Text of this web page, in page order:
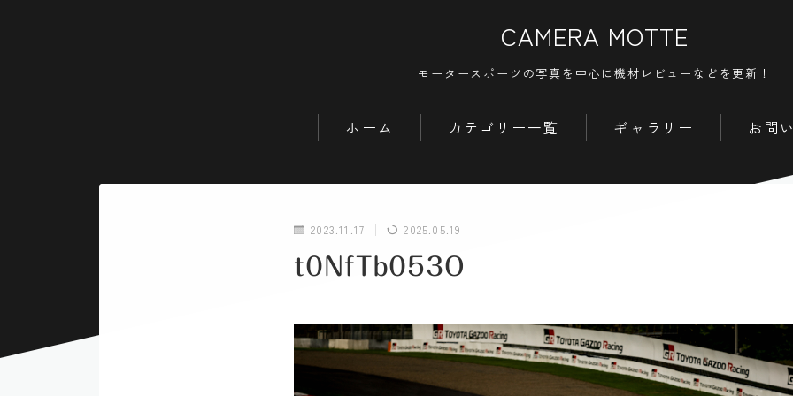
CAMERA MOTTE
モータースポーツの写真を中心に機材レビューなどを更新！
ホーム カテゴリー一覧 ギャラリー お問
2023.11.17 2025.05.19
t0NfTb053O